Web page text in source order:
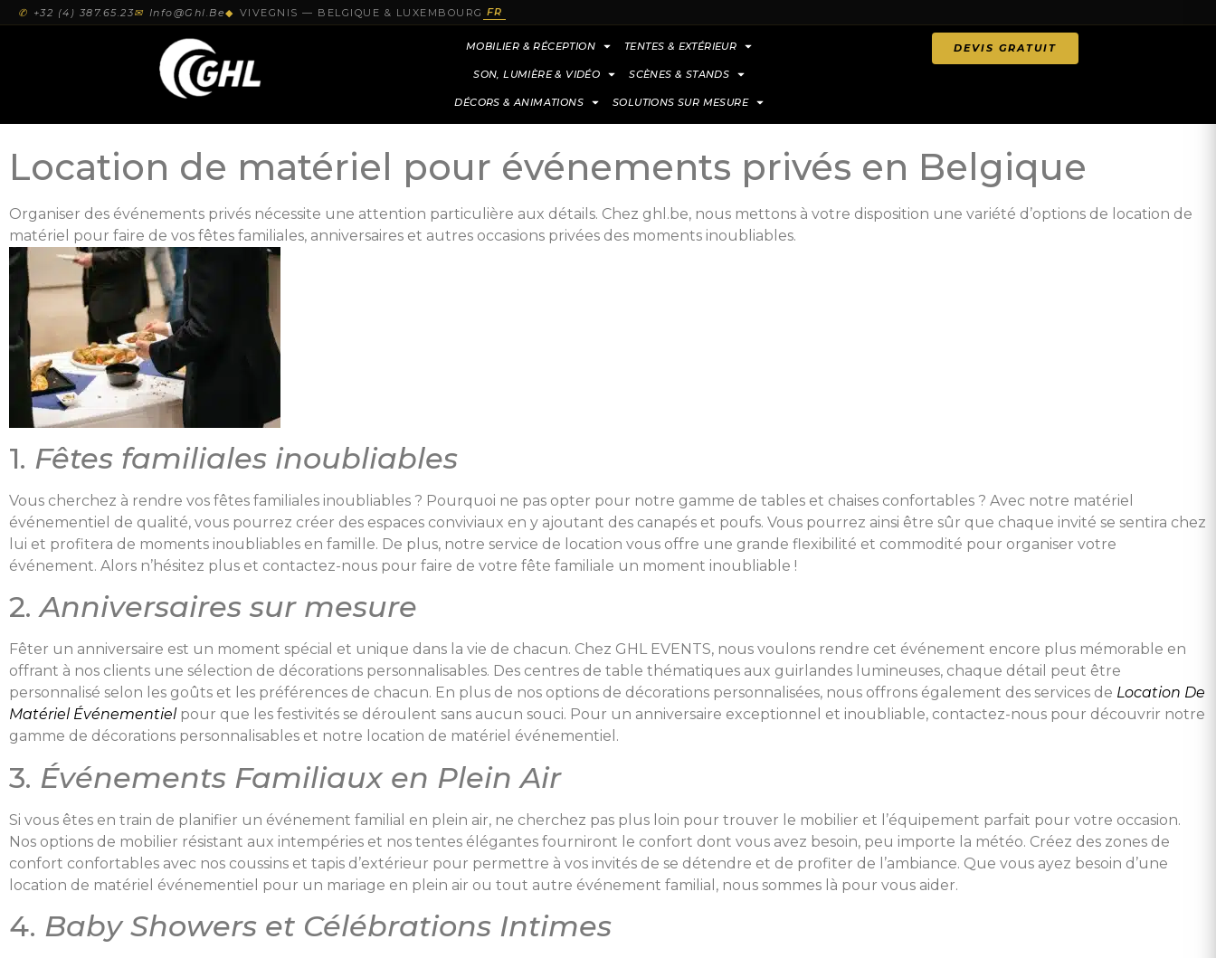
✆ +32 (4) 387.65.23✉ Info@ghl.be◆ VIVEGNIS — BELGIQUE & LUXEMBOURG FR
MOBILIER & RÉCEPTION TENTES & EXTÉRIEUR
SON, LUMIÈRE & VIDÉO SCÈNES & STANDS
DÉCORS & ANIMATIONS SOLUTIONS SUR MESURE
DEVIS GRATUIT
Location de matériel pour événements privés en Belgique
Organiser des événements privés nécessite une attention particulière aux détails. Chez ghl.be, nous mettons à votre disposition une variété d’options de location de
matériel pour faire de vos fêtes familiales, anniversaires et autres occasions privées des moments inoubliables.
1. Fêtes familiales inoubliables
Vous cherchez à rendre vos fêtes familiales inoubliables ? Pourquoi ne pas opter pour notre gamme de tables et chaises confortables ? Avec notre matériel
événementiel de qualité, vous pourrez créer des espaces conviviaux en y ajoutant des canapés et poufs. Vous pourrez ainsi être sûr que chaque invité se sentira chez
lui et profitera de moments inoubliables en famille. De plus, notre service de location vous offre une grande flexibilité et commodité pour organiser votre
événement. Alors n’hésitez plus et contactez-nous pour faire de votre fête familiale un moment inoubliable !
2.Anniversaires sur mesure
Fêter un anniversaire est un moment spécial et unique dans la vie de chacun. Chez GHL EVENTS, nous voulons rendre cet événement encore plus mémorable en
offrant à nos clients une sélection de décorations personnalisables. Des centres de table thématiques aux guirlandes lumineuses, chaque détail peut être
personnalisé selon les goûts et les préférences de chacun. En plus de nos options de décorations personnalisées, nous offrons également des services de Location De
Matériel Événementiel pour que les festivités se déroulent sans aucun souci. Pour un anniversaire exceptionnel et inoubliable, contactez-nous pour découvrir notre
gamme de décorations personnalisables et notre location de matériel événementiel.
3. Événements Familiaux en Plein Air
Si vous êtes en train de planifier un événement familial en plein air, ne cherchez pas plus loin pour trouver le mobilier et l’équipement parfait pour votre occasion.
Nos options de mobilier résistant aux intempéries et nos tentes élégantes fourniront le confort dont vous avez besoin, peu importe la météo. Créez des zones de
confort confortables avec nos coussins et tapis d’extérieur pour permettre à vos invités de se détendre et de profiter de l’ambiance. Que vous ayez besoin d’une
location de matériel événementiel pour un mariage en plein air ou tout autre événement familial, nous sommes là pour vous aider.
4. Baby Showers et Célébrations Intimes